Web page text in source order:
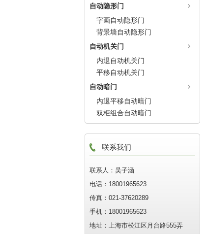
自动隐形门
字画自动隐形门
背景墙自动隐形门
自动机关门
内退自动机关门
平移自动机关门
自动暗门
内退平移自动暗门
双柜组合自动暗门
联系我们
联系人：吴子涵
电话：18001965623
传真：021-37620289
手机：18001965623
地址：上海市松江区月台路555弄